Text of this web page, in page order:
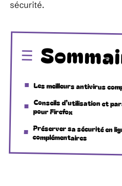
sécurité.
Les meilleurs antivirus
Conseils d’utilisation et
pour Firefox
Préserver sa sécurité en
complémentaires